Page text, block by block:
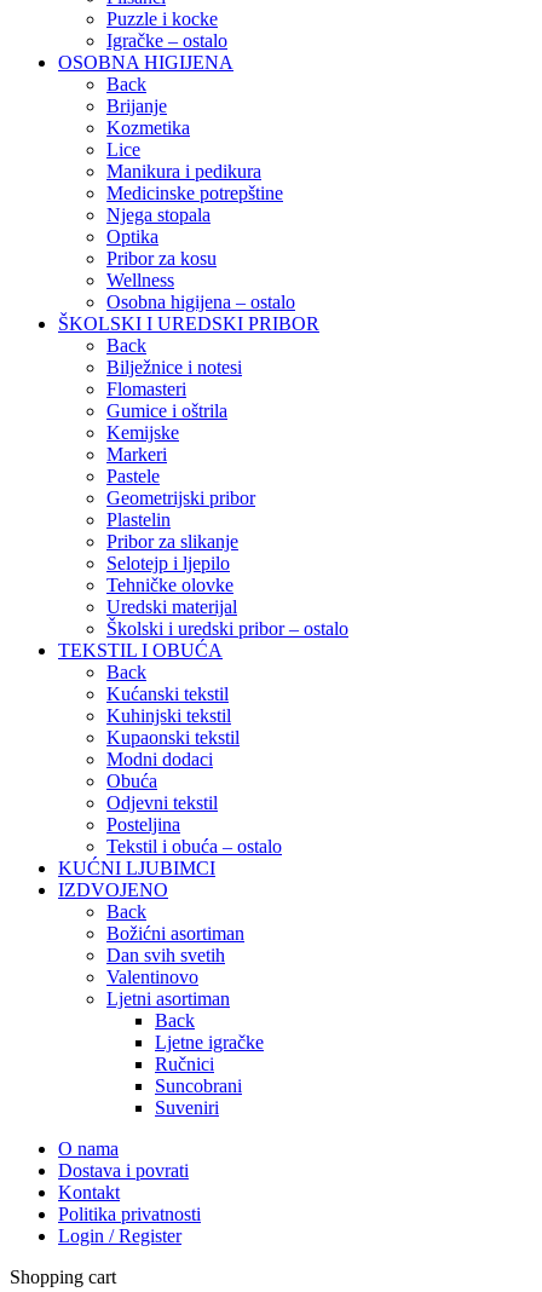
Puzzle i kocke
Igračke – ostalo
OSOBNA HIGIJENA
Back
Brijanje
Kozmetika
Lice
Manikura i pedikura
Medicinske potrepštine
Njega stopala
Optika
Pribor za kosu
Wellness
Osobna higijena – ostalo
ŠKOLSKI I UREDSKI PRIBOR
Back
Bilježnice i notesi
Flomasteri
Gumice i oštrila
Kemijske
Markeri
Pastele
Geometrijski pribor
Plastelin
Pribor za slikanje
Selotejp i ljepilo
Tehničke olovke
Uredski materijal
Školski i uredski pribor – ostalo
TEKSTIL I OBUĆA
Back
Kućanski tekstil
Kuhinjski tekstil
Kupaonski tekstil
Modni dodaci
Obuća
Odjevni tekstil
Posteljina
Tekstil i obuća – ostalo
KUĆNI LJUBIMCI
IZDVOJENO
Back
Božićni asortiman
Dan svih svetih
Valentinovo
Ljetni asortiman
Back
Ljetne igračke
Ručnici
Suncobrani
Suveniri
O nama
Dostava i povrati
Kontakt
Politika privatnosti
Login / Register
Shopping cart